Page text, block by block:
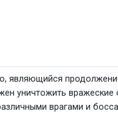
являющийся
уничтожить
врагами и